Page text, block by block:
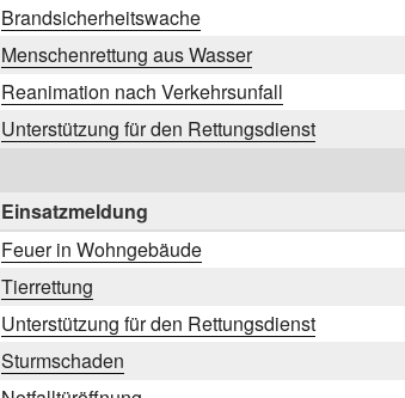
Brandsicherheitswache
Menschenrettung aus Wasser
Reanimation nach Verkehrsunfall
Unterstützung für den Rettungsdienst
Einsatzmeldung
Feuer in Wohngebäude
Tierrettung
Unterstützung für den Rettungsdienst
Sturmschaden